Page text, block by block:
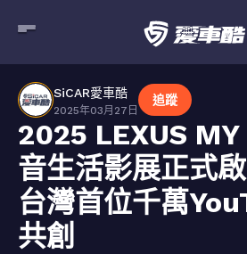
SiCAR愛車酷
2025年03月27日
追蹤
2025 LEXUS
音生活影展正式
台灣首位千萬
共創